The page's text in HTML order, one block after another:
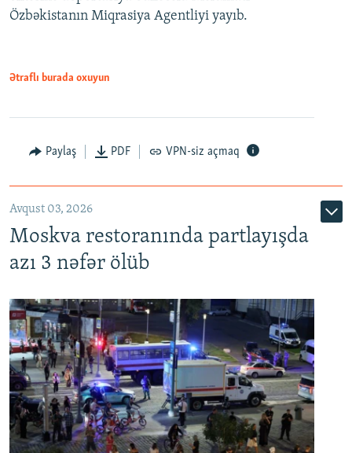
Özbəkistanın Miqrasiya Agentliyi yayıb.
Ətraflı burada oxuyun
Paylaş PDF VPN-siz açmaq
Avqust 03, 2026
Moskva restoranında partlayışda
azı 3 nəfər ölüb